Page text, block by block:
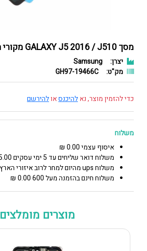
מסך GALAXY J5 2016 / J510 מקורי חדש לבן
יצרן:
Samsung
מק"ט:
GH97-19466C
כדי להזמין מוצר, נאלהיכנסאולהירשם
משלוח
איסוף עצמי 0.00 ₪
משלוח דואר שליחים עד 5 ימי עסקים 25.00 ₪
משלוח ups מהיום למחר לרוב איזורי הארץ 50.00 ₪
משלוח חינם בהזמנה מעל 600 0.00 ₪
מוצרים מומלצים